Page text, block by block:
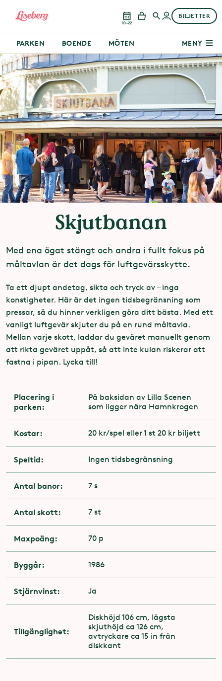
10–22
BILJETTER
PARKEN BOENDE MÖTEN MENY
Skjutbanan
Med ena ögat stängt och andra i fullt fokus på
måltavlan är det dags för luftgevärsskytte.
Ta ett djupt andetag, sikta och tryck av – inga
konstigheter. Här är det ingen tidsbegränsning som
pressar, så du hinner verkligen göra ditt bästa. Med ett
vanligt luftgevär skjuter du på en rund måltavla.
Mellan varje skott, laddar du geväret manuellt genom
att rikta geväret uppåt, så att inte kulan riskerar att
fastna i pipan. Lycka till!
Placering i
parken:
På baksidan av Lilla Scenen
som ligger nära Hamnkrogen
Kostar: 20 kr/spel eller 1 st 20 kr biljett
Speltid: Ingen tidsbegränsning
Antal banor: 7 s
Antal skott: 7 st
Maxpoäng: 70 p
Byggår: 1986
Stjärnvinst: Ja
Tillgänglighet:
Diskhöjd 106 cm, lägsta
skjuthöjd ca 126 cm,
avtryckare ca 15 in från
diskkant